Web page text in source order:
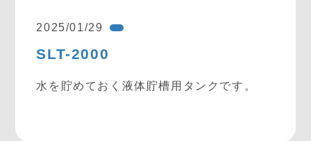
2025/01/29
SLT-2000
水を貯めておく液体貯槽用タンクです。